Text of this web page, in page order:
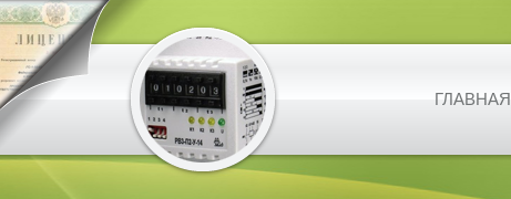
ГЛАВНАЯ